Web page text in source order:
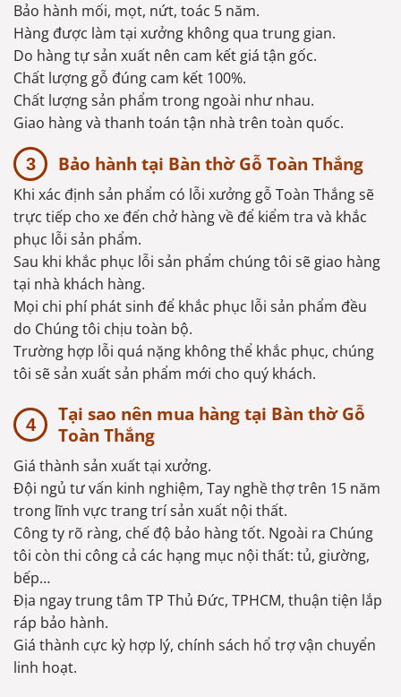
Bảo hành mối, mọt, nứt, toác 5 năm.
Hàng được làm tại xưởng không qua trung gian.
Do hàng tự sản xuất nên cam kết giá tận gốc.
Chất lượng gỗ đúng cam kết 100%.
Chất lượng sản phẩm trong ngoài như nhau.
Giao hàng và thanh toán tận nhà trên toàn quốc.
Bảo hành tại Bàn thờ Gỗ Toàn Thắng
Khi xác định sản phẩm có lỗi xưởng gỗ Toàn Thắng sẽ
trực tiếp cho xe đến chở hàng về để kiểm tra và khắc
phục lỗi sản phẩm.
Sau khi khắc phục lỗi sản phẩm chúng tôi sẽ giao hàng
tại nhà khách hàng.
Mọi chi phí phát sinh để khắc phục lỗi sản phẩm đều
do Chúng tôi chịu toàn bộ.
Trường hợp lỗi quá nặng không thể khắc phục, chúng
tôi sẽ sản xuất sản phẩm mới cho quý khách.
Tại sao nên mua hàng tại Bàn thờ Gỗ
Toàn Thắng
Giá thành sản xuất tại xưởng.
Đội ngủ tư vấn kinh nghiệm, Tay nghề thợ trên 15 năm
trong lĩnh vực trang trí sản xuất nội thất.
Công ty rõ ràng, chế độ bảo hàng tốt. Ngoài ra Chúng
tôi còn thi công cả các hạng mục nội thất: tủ, giường,
bếp…
Địa ngay trung tâm TP Thủ Đức, TPHCM, thuận tiện lắp
ráp bảo hành.
Giá thành cực kỳ hợp lý, chính sách hổ trợ vận chuyển
linh hoạt.